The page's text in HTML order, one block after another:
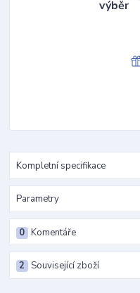
výběr
Kompletní specifikace
Parametry
Komentáře
0
Související zboží
2